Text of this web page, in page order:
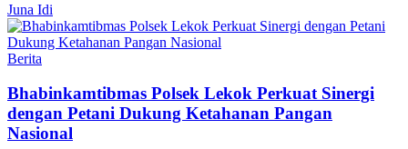
Juna Idi
Berita
Bhabinkamtibmas Polsek Lekok Perkuat Sinergi
dengan Petani Dukung Ketahanan Pangan
Nasional